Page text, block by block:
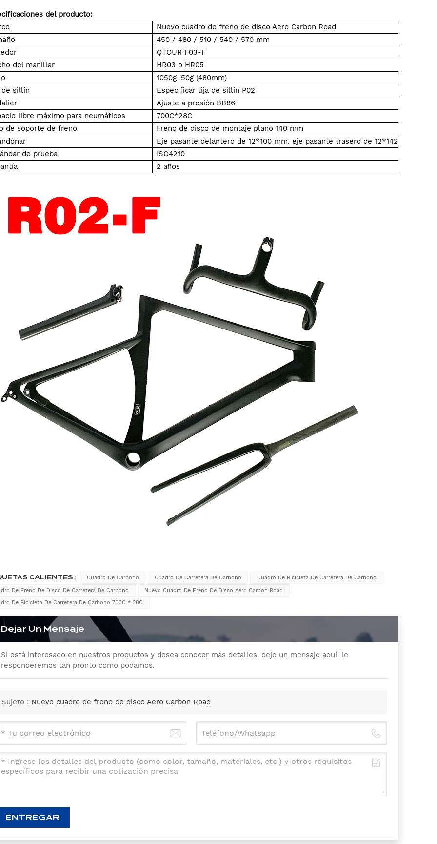
del producto:
Nuevo cuadro de freno de disco Aero Carbon Road
450 / 480 / 510 / 540 / 570 mm
QTOUR F03-F
del manillar
HR03 o HR05
1050g±50g (480mm)
sillín
Especificar tija de sillín P02
Ajuste a presión BB86
libre máximo para neumáticos
700C*28C
de soporte de freno
Freno de disco de montaje plano 140 mm
Eje pasante delantero de 12*100 mm, eje pasante trasero de 12*142 mm
de prueba
ISO4210
2 años
CALIENTES : Cuadro De Carbono Cuadro De Carretera De Carbono
Cuadro De Bicicleta De Carretera De Carbono
De Freno De Disco De Carretera De Carbono
Nuevo Cuadro De Freno De Disco Aero Carbon Road
De Bicicleta De Carretera De Carbono 700C * 28C
Dejar Un Mensaje
Si está interesado en nuestros productos y desea conocer más detalles, deje un mensaje aquí, le
responderemos tan pronto como podamos.
Sujeto : Nuevo cuadro de freno de disco Aero Carbon Road
ENTREGAR